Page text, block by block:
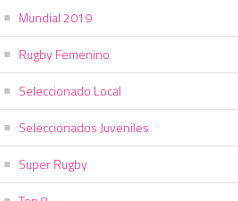
Mundial 2019
Rugby Femenino
Seleccionado Local
Seleccionados Juveniles
Super Rugby